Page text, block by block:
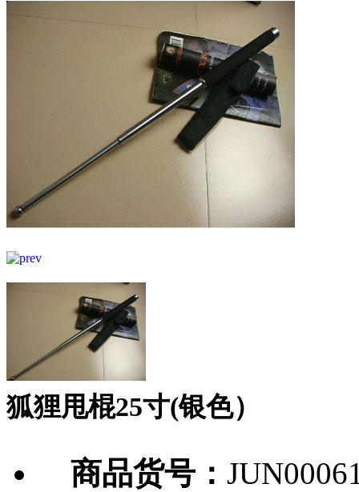
狐狸甩棍25寸(银色）
商品货号：